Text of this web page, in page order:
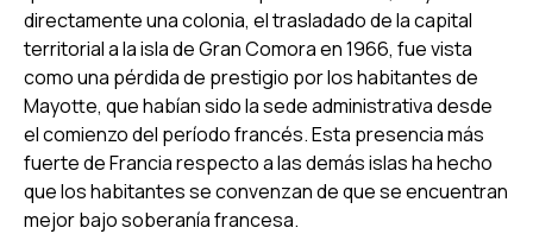
directamente una colonia, el trasladado de la capital
territorial a la isla de Gran Comora en 1966, fue vista
como una pérdida de prestigio por los habitantes de
Mayotte, que habían sido la sede administrativa desde
el comienzo del período francés. Esta presencia más
fuerte de Francia respecto a las demás islas ha hecho
que los habitantes se convenzan de que se encuentran
mejor bajo soberanía francesa.